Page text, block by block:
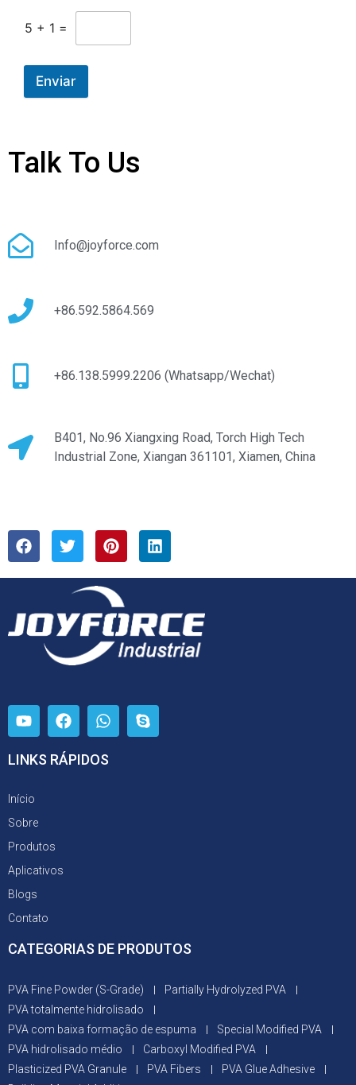
5 + 1 =
Enviar
Talk To Us
Info@joyforce.com
+86.592.5864.569
+86.138.5999.2206 (Whatsapp/Wechat)
B401, No.96 Xiangxing Road, Torch High Tech
Industrial Zone, Xiangan 361101, Xiamen, China
LINKS RÁPIDOS
Início
Sobre
Produtos
Aplicativos
Blogs
Contato
CATEGORIAS DE PRODUTOS
PVA Fine Powder (S-Grade)
Partially Hydrolyzed PVA
PVA totalmente hidrolisado
PVA com baixa formação de espuma
Special Modified PVA
PVA hidrolisado médio
Carboxyl Modified PVA
Plasticized PVA Granule
PVA Fibers
PVA Glue Adhesive